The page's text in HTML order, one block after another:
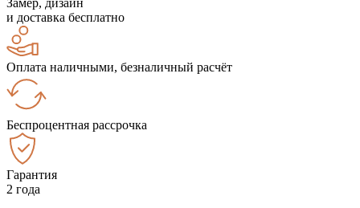
и доставка бесплатно
Оплата наличными, безналичный расчёт
Беспроцентная рассрочка
Гарантия
2 года